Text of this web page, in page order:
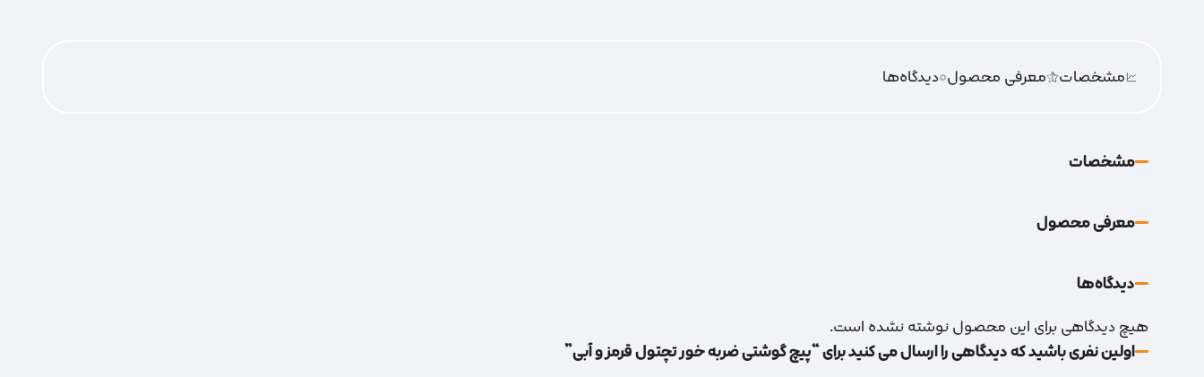
مشخصات معرفی محصول0دیدگاه‌‌ها
مشخصات
معرفی محصول
دیدگاه‌‌ها
هیچ دیدگاهی برای این محصول نوشته نشده است.
اولین نفری باشید که دیدگاهی را ارسال می کنید برای “پیچ گوشتی ضربه خور تچتول قرمز و آبی”